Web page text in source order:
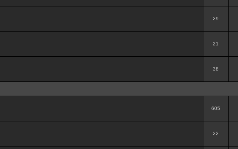
29
21
38
605
22